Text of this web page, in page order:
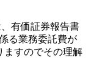
有価証券報告書
る業務委託費が
ますのでその理解